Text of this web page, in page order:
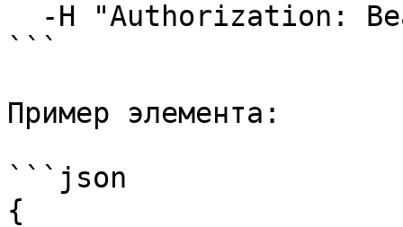
```
Пример элемента:
```json
{